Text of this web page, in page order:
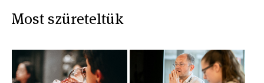
Most szüreteltük